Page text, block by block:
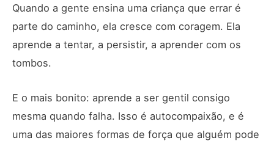
Quando a gente ensina uma criança que errar é
parte do caminho, ela cresce com coragem. Ela
aprende a tentar, a persistir, a aprender com os
tombos.
E o mais bonito: aprende a ser gentil consigo
mesma quando falha. Isso é autocompaixão, e é
uma das maiores formas de força que alguém pode